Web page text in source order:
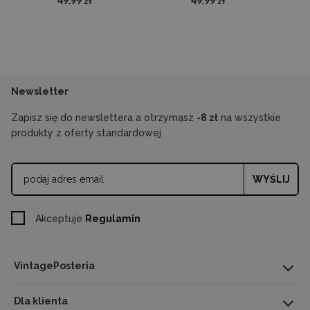
VintagePosteria
Dla klienta
Newsletter
Zapisz się do newslettera a otrzymasz -8 zł na wszystkie
produkty z oferty standardowej
WYŚLIJ
Akceptuje Regulamin